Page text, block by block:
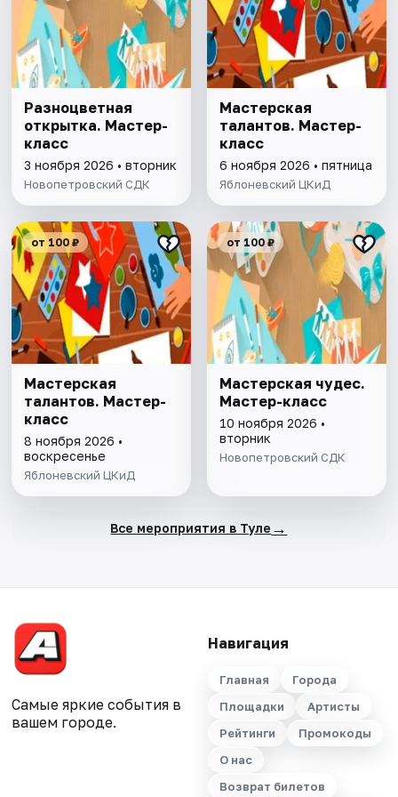
Разноцветная
открытка. Мастер-
класс
3 ноября 2026 • вторник
Новопетровский СДК
Мастерская
талантов. Мастер-
класс
6 ноября 2026 • пятница
Яблоневский ЦКиД
от 100 ₽
Мастерская
талантов. Мастер-
класс
8 ноября 2026 •
воскресенье
Яблоневский ЦКиД
от 100 ₽
Мастерская чудес.
Мастер-класс
10 ноября 2026 •
вторник
Новопетровский СДК
Все мероприятия в Туле →
Самые яркие события в
вашем городе.
Навигация
Главная
Города
Площадки
Артисты
Рейтинги
Промокоды
О нас
Возврат билетов